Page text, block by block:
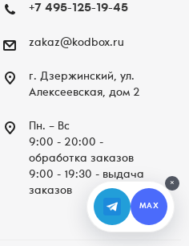
+7 495-125-19-45
zakaz@kodbox.ru
г. Дзержинский, ул.
Алексеевская, дом 2
Пн. – Вc
9:00 - 20:00 -
обработка заказов
9:00 - 19:30 - выдача
заказов
×
MAX